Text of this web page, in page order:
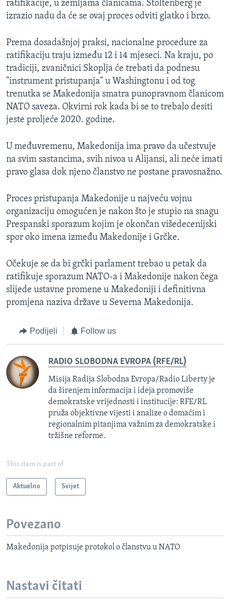
ratifikacije, u zemljama članicama. Stoltenberg je
izrazio nadu da će se ovaj proces odviti glatko i brzo.
Prema dosadašnjoj praksi, nacionalne procedure za
ratifikaciju traju između 12 i 14 mjeseci. Na kraju, po
tradiciji, zvaničnici Skoplja će trebati da podnesu
"instrument pristupanja" u Washingtonu i od tog
trenutka se Makedonija smatra punopravnom članicom
NATO saveza. Okvirni rok kada bi se to trebalo desiti
jeste proljeće 2020. godine.
U međuvremenu, Makedonija ima pravo da učestvuje
na svim sastancima, svih nivoa u Alijansi, ali neće imati
pravo glasa dok njeno članstvo ne postane pravosnažno.
Proces pristupanja Makedonije u najveću vojnu
organizaciju omogućen je nakon što je stupio na snagu
Prespanski sporazum kojim je okončan višedecenijski
spor oko imena između Makedonije i Grčke.
Očekuje se da bi grčki parlament trebao u petak da
ratifikuje sporazum NATO-a i Makedonije nakon čega
slijede ustavne promene u Makedoniji i definitivna
promjena naziva države u Severna Makedonija.
Podijeli Follow us
RADIO SLOBODNA EVROPA (RFE/RL)
Misija Radija Slobodna Evropa/Radio Liberty je
da širenjem informacija i ideja promoviše
demokratske vrijednosti i institucije: RFE/RL
pruža objektivne vijesti i analize o domaćim i
regionalnim pitanjima važnim za demokratske i
tržišne reforme.
This item is part of
Aktuelno Svijet
Povezano
Makedonija potpisuje protokol o članstvu u NATO
Nastavi čitati